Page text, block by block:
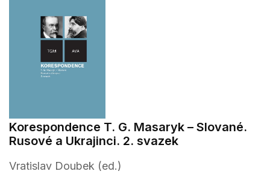
Korespondence T. G. Masaryk – Slované.
Rusové a Ukrajinci. 2. svazek
Vratislav Doubek (ed.)